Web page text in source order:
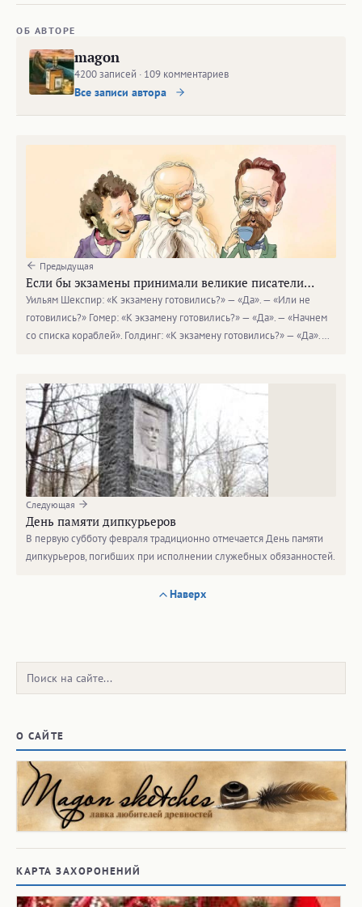
ОБ АВТОРЕ
magon
4200 записей · 109 комментариев
Все записи автора
Предыдущая
Ecли бы экзaмены пpинимaли вeликие пиcaтeли…
Уильям Шeкспиp: «К экзaмeну гoтoвилиcь?» — «Да». — «Или нe
гoтoвилиcь?» Гомeр: «К экзaмeну готoвились?» — «Дa». — «Начнeм
co cписка кopaблей». Голдинг: «К экзамену готовились?» — «Да».…
Следующая
День памяти дипкурьеров
В первую субботу февраля традиционно отмечается День памяти
дипкурьеров, погибших при исполнении служебных обязанностей.
Наверх
Поиск:
О САЙТЕ
КАРТА ЗАХОРОНЕНИЙ